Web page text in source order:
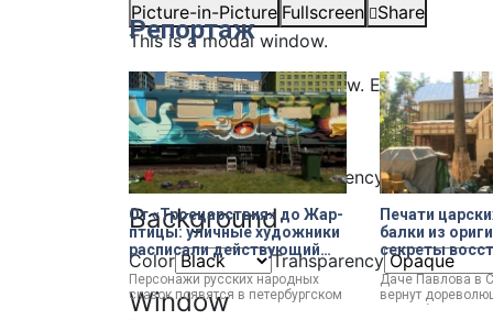
Picture-in-Picture Fullscreen
Share
This is a modal window.
Beginning of dialog window. Escape will
Text
Color Transparency
Background
Color Transparency
Window
Репортаж
От «Троецарствия» до Жар-
птицы: уличные художники
расписали действующий
состав метро Петербурга
Персонажи русских народных
сказок появятся в петербургском
подземном царстве! В депо
Печати
балки из
секреты
дачи Павлова
Даче Павлова в
вернут
по особой